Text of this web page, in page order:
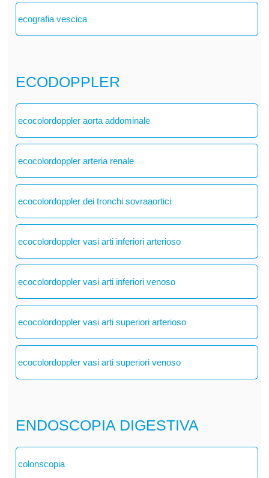
ecografia vescica
ECODOPPLER
ecocolordoppler aorta addominale
ecocolordoppler arteria renale
ecocolordoppler dei tronchi sovraaortici
ecocolordoppler vasi arti inferiori arterioso
ecocolordoppler vasi arti inferiori venoso
ecocolordoppler vasi arti superiori arterioso
ecocolordoppler vasi arti superiori venoso
ENDOSCOPIA DIGESTIVA
colonscopia